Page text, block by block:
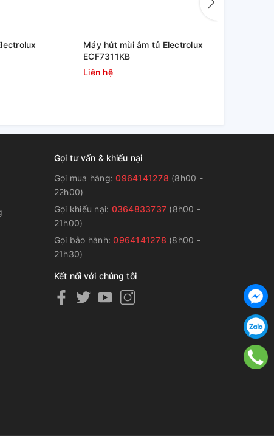
Máy hút mùi âm tủ Electrolux
ECF7311KB
Liên hệ
Gọi tư vấn & khiếu nại
Gọi mua hàng:0964141278 (8h00 -
22h00)
Gọi khiếu nại: 0364833737 (8h00 -
21h00)
Gọi bảo hành:0964141278 (8h00 -
21h30)
Kết nối với chúng tôi